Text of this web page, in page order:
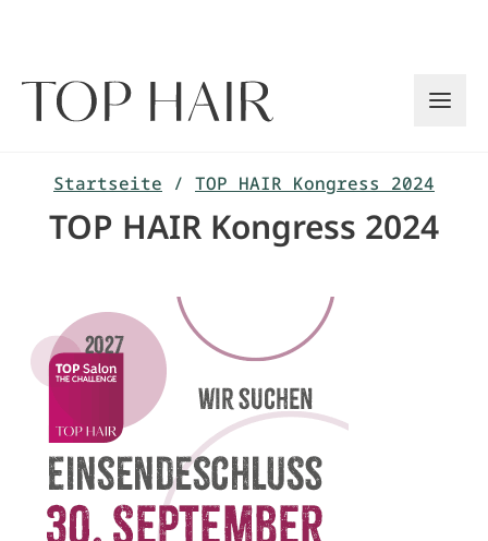
Startseite / TOP HAIR Kongress 2024
TOP HAIR Kongress 2024